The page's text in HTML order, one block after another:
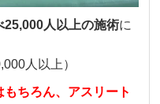
25,000人以上の施術に
人以上）
ちろん、アスリート